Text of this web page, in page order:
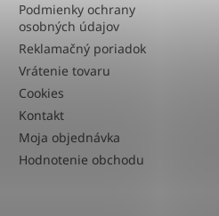
Podmienky ochrany
osobných údajov
Reklamačný poriadok
Vrátenie tovaru
Cookies
Kontakt
Moja objednávka
Hodnotenie obchodu